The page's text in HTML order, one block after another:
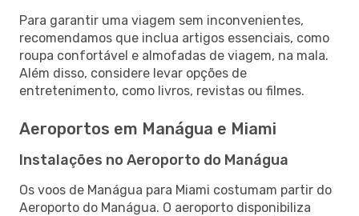
Para garantir uma viagem sem inconvenientes,
recomendamos que inclua artigos essenciais, como
roupa confortável e almofadas de viagem, na mala.
Além disso, considere levar opções de
entretenimento, como livros, revistas ou filmes.
Aeroportos em Manágua e Miami
Instalações no Aeroporto do Manágua
Os voos de Manágua para Miami costumam partir do
Aeroporto do Manágua. O aeroporto disponibiliza